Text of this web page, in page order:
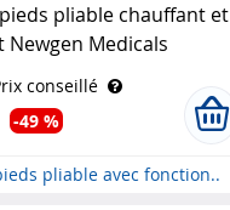
pliable chauffant et
Newgen Medicals
conseillé
-49 %
pliable avec fonction..